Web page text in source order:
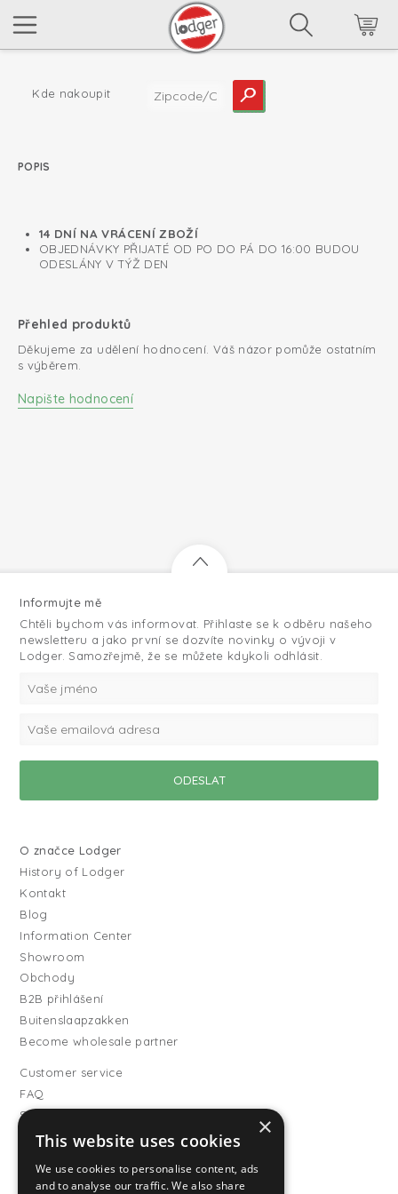
Kde nakoupit
POPIS
14 DNÍ NA VRÁCENÍ ZBOŽÍ
OBJEDNÁVKY PŘIJATÉ OD PO DO PÁ DO 16:00 BUDOU
ODESLÁNY V TÝŽ DEN
Přehled produktů
Děkujeme za udělení hodnocení. Váš názor pomůže ostatním
s výběrem.
Napište hodnocení
Informujte mě
Chtěli bychom vás informovat. Přihlaste se k odběru našeho
newsletteru a jako první se dozvíte novinky o vývoji v
Lodger. Samozřejmě, že se můžete kdykoli odhlásit.
O značce Lodger
History of Lodger
Kontakt
Blog
Information Center
Showroom
Obchody
B2B přihlášení
Buitenslaapzakken
Become wholesale partner
Customer service
FAQ
Shipping
Vrácení
Všeobecné obchodní
×
This website uses cookies
We use cookies to personalise content, ads
and to analyse our traffic. We also share